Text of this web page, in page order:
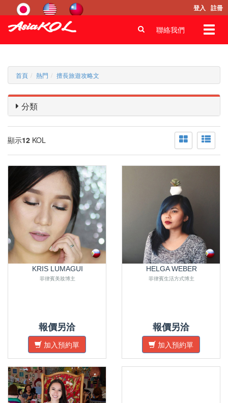
登入 註冊
聯絡我們
首頁 熱門 擅長旅遊攻略文
分類
顯示12 KOL
KRIS LUMAGUI
菲律賓美妝博主
報價另洽
加入預約單
HELGA WEBER
菲律賓生活方式博主
報價另洽
加入預約單